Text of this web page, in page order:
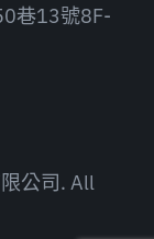
巷13號8F-
公司. All